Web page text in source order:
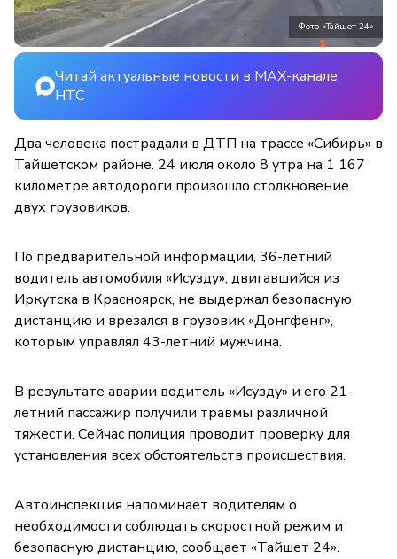
Фото «Тайшет 24»
Читай актуальные новости в MAX-канале
НТС
Два человека пострадали в ДТП на трассе «Сибирь» в
Тайшетском районе. 24 июля около 8 утра на 1 167
километре автодороги произошло столкновение
двух грузовиков.
По предварительной информации, 36-летний
водитель автомобиля «Исузду», двигавшийся из
Иркутска в Красноярск, не выдержал безопасную
дистанцию и врезался в грузовик «Донгфенг»,
которым управлял 43-летний мужчина.
В результате аварии водитель «Исузду» и его 21-
летний пассажир получили травмы различной
тяжести. Сейчас полиция проводит проверку для
установления всех обстоятельств происшествия.
Автоинспекция напоминает водителям о
необходимости соблюдать скоростной режим и
безопасную дистанцию, сообщает «Тайшет 24».